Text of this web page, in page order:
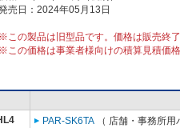
売日：2024年05月13日
※この製品は旧型品です。価格は販売終
※この価格は事業者様向けの積算見積価
PAR-SK6TA （ 店舗・事務所